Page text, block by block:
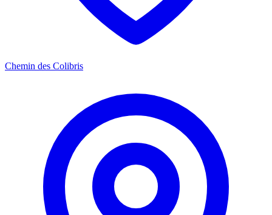
Chemin des Colibris